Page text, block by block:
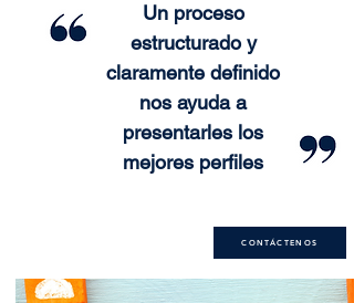
Un proceso
estructurado y
claramente definido
nos ayuda a
presentarles los
mejores perfiles
CONTÁCTENOS